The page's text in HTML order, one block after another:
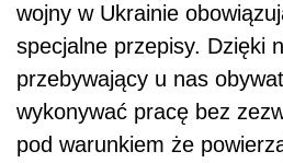
wojny w Ukrainie
specjalne przepisy. Dzięki
przebywający u nas
wykonywać pracę bez
pod warunkiem że